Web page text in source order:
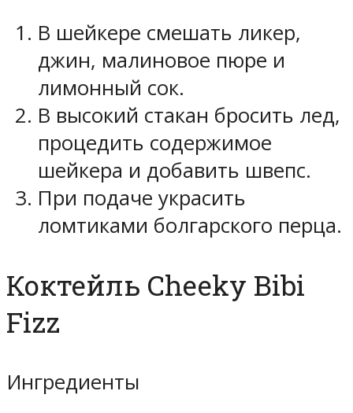
В шейкере смешать ликер,
джин, малиновое пюре и
лимонный сок.
В высокий стакан бросить лед,
процедить содержимое
шейкера и добавить швепс.
При подаче украсить
ломтиками болгарского перца.
Коктейль Cheeky Bibi
Fizz
Ингредиенты